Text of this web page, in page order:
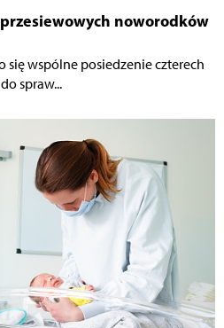
noworodków
się wspólne posiedzenie czterech
spraw...